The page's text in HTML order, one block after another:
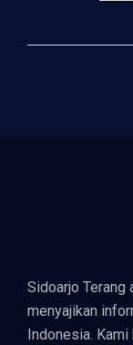
Sidoarjo Terang
menyajikan
Indonesia.